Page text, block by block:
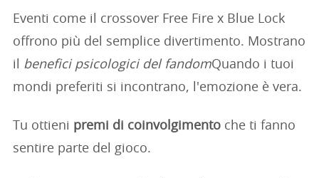
Eventi come il crossover Free Fire x Blue Lock
offrono più del semplice divertimento. Mostrano
il benefici psicologici del fandomQuando i tuoi
mondi preferiti si incontrano, l'emozione è vera.
Tu ottieni premi di coinvolgimento che ti fanno
sentire parte del gioco.